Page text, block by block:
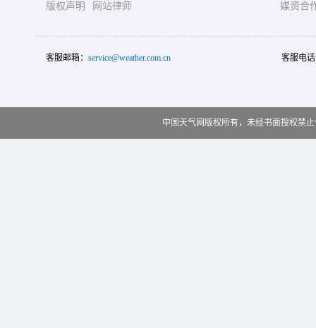
版权声明
网站律师
媒资合
客服邮箱： service@weather.com.cn 客服电
中国天气网版权所有，未经书面授权